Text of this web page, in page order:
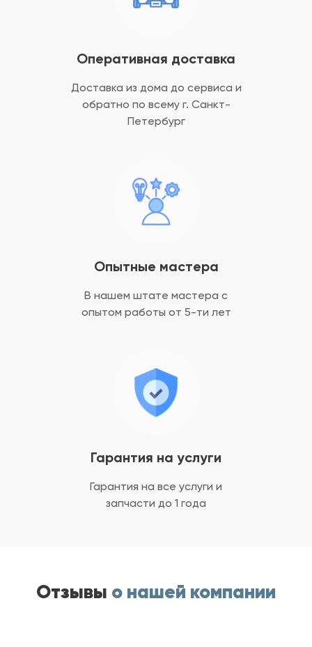
Оперативная доставка
Доставка из дома до сервиса и
обратно по всему г. Санкт-
Петербург
Гарантия на услуги
Гарантия на все услуги и
запчасти до 1 года
Опытные мастера
В нашем штате мастера с
опытом работы от 5-ти лет
Отзывы о нашей компании